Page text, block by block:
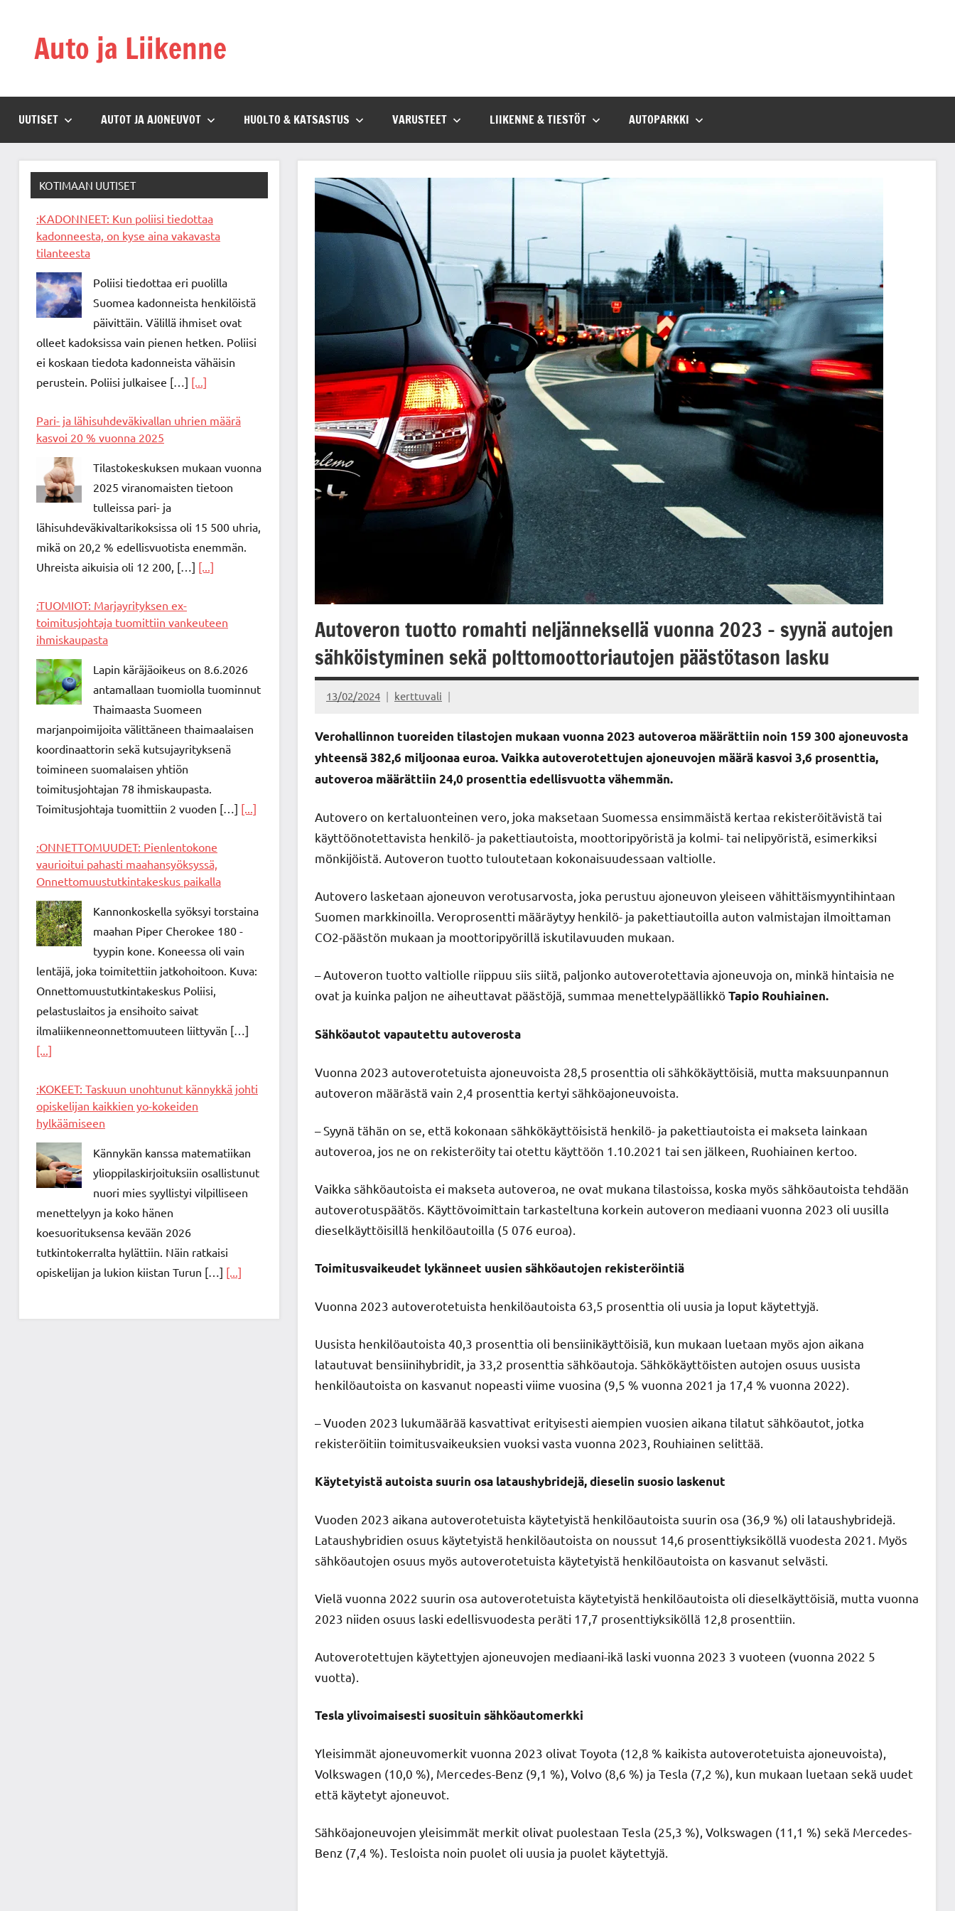
contentAuto ja Liikenne
UUTISET AUTOT JA AJONEUVOT HUOLTO & KATSASTUS VARUSTEET LIIKENNE & TIESTÖT AUTOPARKKI
Autoveron tuotto romahti neljänneksellä vuonna 2023 – syynä autojen
sähköistyminen sekä polttomoottoriautojen päästötason lasku
13/02/2024 kerttuvali
Verohallinnon tuoreiden tilastojen mukaan vuonna 2023 autoveroa määrättiin noin 159 300 ajoneuvosta
yhteensä 382,6 miljoonaa euroa. Vaikka autoverotettujen ajoneuvojen määrä kasvoi 3,6 prosenttia,
autoveroa määrättiin 24,0 prosenttia edellisvuotta vähemmän.
Autovero on kertaluonteinen vero, joka maksetaan Suomessa ensimmäistä kertaa rekisteröitävistä tai
käyttöönotettavista henkilö- ja pakettiautoista, moottoripyöristä ja kolmi- tai nelipyöristä, esimerkiksi
mönkijöistä. Autoveron tuotto tuloutetaan kokonaisuudessaan valtiolle.
Autovero lasketaan ajoneuvon verotusarvosta, joka perustuu ajoneuvon yleiseen vähittäismyyntihintaan
Suomen markkinoilla. Veroprosentti määräytyy henkilö- ja pakettiautoilla auton valmistajan ilmoittaman
CO2-päästön mukaan ja moottoripyörillä iskutilavuuden mukaan.
– Autoveron tuotto valtiolle riippuu siis siitä, paljonko autoverotettavia ajoneuvoja on, minkä hintaisia ne
ovat ja kuinka paljon ne aiheuttavat päästöjä, summaa menettelypäällikköTapio Rouhiainen.
Sähköautot vapautettu autoverosta
Vuonna 2023 autoverotetuista ajoneuvoista 28,5 prosenttia oli sähkökäyttöisiä, mutta maksuunpannun
autoveron määrästä vain 2,4 prosenttia kertyi sähköajoneuvoista.
– Syynä tähän on se, että kokonaan sähkökäyttöisistä henkilö- ja pakettiautoista ei makseta lainkaan
autoveroa, jos ne on rekisteröity tai otettu käyttöön 1.10.2021 tai sen jälkeen, Ruohiainen kertoo.
Vaikka sähköautoista ei makseta autoveroa, ne ovat mukana tilastoissa, koska myös sähköautoista tehdään
autoverotuspäätös. Käyttövoimittain tarkasteltuna korkein autoveron mediaani vuonna 2023 oli uusilla
dieselkäyttöisillä henkilöautoilla (5 076 euroa).
Toimitusvaikeudet lykänneet uusien sähköautojen rekisteröintiä
Vuonna 2023 autoverotetuista henkilöautoista 63,5 prosenttia oli uusia ja loput käytettyjä.
Uusista henkilöautoista 40,3 prosenttia oli bensiinikäyttöisiä, kun mukaan luetaan myös ajon aikana
latautuvat bensiinihybridit, ja 33,2 prosenttia sähköautoja. Sähkökäyttöisten autojen osuus uusista
henkilöautoista on kasvanut nopeasti viime vuosina (9,5 % vuonna 2021 ja 17,4 % vuonna 2022).
– Vuoden 2023 lukumäärää kasvattivat erityisesti aiempien vuosien aikana tilatut sähköautot, jotka
rekisteröitiin toimitusvaikeuksien vuoksi vasta vuonna 2023, Rouhiainen selittää.
Käytetyistä autoista suurin osa lataushybridejä, dieselin suosio laskenut
Vuoden 2023 aikana autoverotetuista käytetyistä henkilöautoista suurin osa (36,9 %) oli lataushybridejä.
Lataushybridien osuus käytetyistä henkilöautoista on noussut 14,6 prosenttiyksiköllä vuodesta 2021. Myös
sähköautojen osuus myös autoverotetuista käytetyistä henkilöautoista on kasvanut selvästi.
Vielä vuonna 2022 suurin osa autoverotetuista käytetyistä henkilöautoista oli dieselkäyttöisiä, mutta vuonna
2023 niiden osuus laski edellisvuodesta peräti 17,7 prosenttiyksiköllä 12,8 prosenttiin.
Autoverotettujen käytettyjen ajoneuvojen mediaani-ikä laski vuonna 2023 3 vuoteen (vuonna 2022 5
vuotta).
Tesla ylivoimaisesti suosituin sähköautomerkki
Yleisimmät ajoneuvomerkit vuonna 2023 olivat Toyota (12,8 % kaikista autoverotetuista ajoneuvoista),
Volkswagen (10,0 %), Mercedes-Benz (9,1 %), Volvo (8,6 %) ja Tesla (7,2 %), kun mukaan luetaan sekä uudet
että käytetyt ajoneuvot.
Sähköajoneuvojen yleisimmät merkit olivat puolestaan Tesla (25,3 %), Volkswagen (11,1 %) sekä Mercedes-
Benz (7,4 %). Tesloista noin puolet oli uusia ja puolet käytettyjä.
KOTIMAAN UUTISET
:KADONNEET: Kun poliisi tiedottaa
kadonneesta, on kyse aina vakavasta
tilanteesta
Poliisi tiedottaa eri puolilla
Suomea kadonneista henkilöistä
päivittäin. Välillä ihmiset ovat
olleet kadoksissa vain pienen hetken. Poliisi
ei koskaan tiedota kadonneista vähäisin
perustein. Poliisi julkaisee […] [...]
Pari- ja lähisuhdeväkivallan uhrien määrä
kasvoi 20 % vuonna 2025
Tilastokeskuksen mukaan vuonna
2025 viranomaisten tietoon
tulleissa pari- ja
lähisuhdeväkivaltarikoksissa oli 15 500 uhria,
mikä on 20,2 % edellisvuotista enemmän.
Uhreista aikuisia oli 12 200, […] [...]
:TUOMIOT: Marjayrityksen ex-
toimitusjohtaja tuomittiin vankeuteen
ihmiskaupasta
Lapin käräjäoikeus on 8.6.2026
antamallaan tuomiolla tuominnut
Thaimaasta Suomeen
marjanpoimijoita välittäneen thaimaalaisen
koordinaattorin sekä kutsujayrityksenä
toimineen suomalaisen yhtiön
toimitusjohtajan 78 ihmiskaupasta.
Toimitusjohtaja tuomittiin 2 vuoden […] [...]
:ONNETTOMUUDET: Pienlentokone
vaurioitui pahasti maahansyöksyssä,
Onnettomuustutkintakeskus paikalla
Kannonkoskella syöksyi torstaina
maahan Piper Cherokee 180 -
tyypin kone. Koneessa oli vain
lentäjä, joka toimitettiin jatkohoitoon. Kuva:
Onnettomuustutkintakeskus Poliisi,
pelastuslaitos ja ensihoito saivat
ilmaliikenneonnettomuuteen liittyvän […]
[...]
:KOKEET: Taskuun unohtunut kännykkä johti
opiskelijan kaikkien yo-kokeiden
hylkäämiseen
Kännykän kanssa matematiikan
ylioppilaskirjoituksiin osallistunut
nuori mies syyllistyi vilpilliseen
menettelyyn ja koko hänen
koesuorituksensa kevään 2026
tutkintokerralta hylättiin. Näin ratkaisi
opiskelijan ja lukion kiistan Turun […] [...]